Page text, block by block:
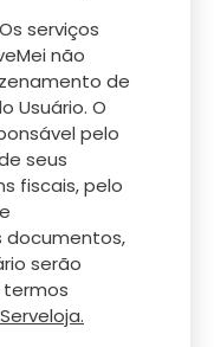
Os serviços
não
de
Usuário. O
pelo
seus
fiscais, pelo
documentos,
serão